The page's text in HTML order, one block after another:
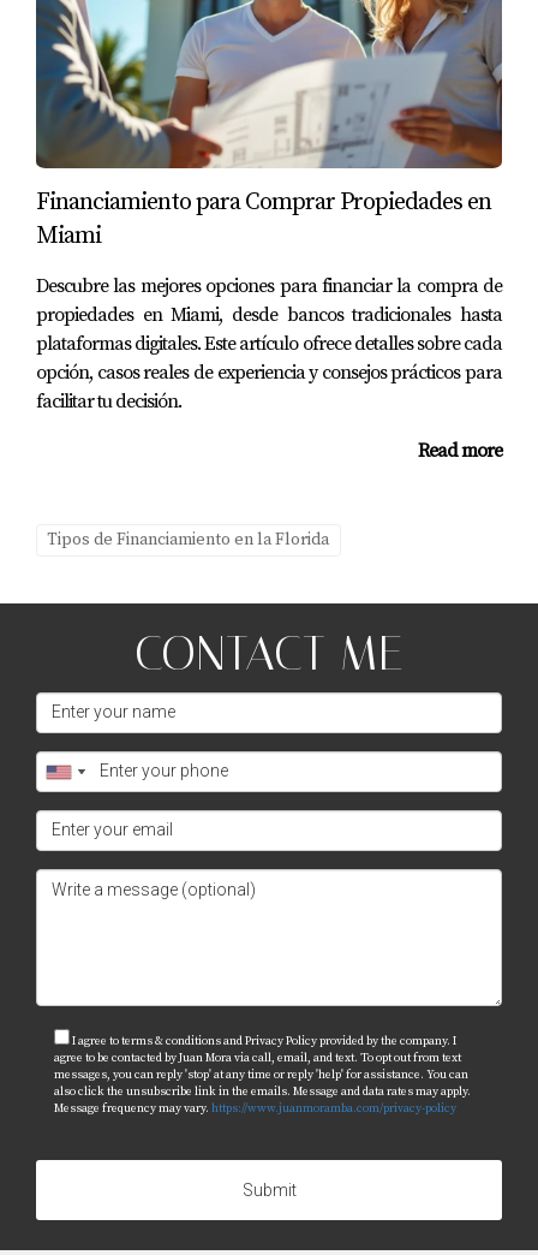
días desde la aprobación hasta el cierre final.
No te pierdas la oportunidad de ser
propietario. Estoy aquí para ayudarte en cada
paso del camino.
Como experto en este tema, he visto cómo estos
programas transforman vidas. Si estás listo para dar el
siguiente paso hacia la compra de tu primera vivienda en
Miami, no dudes en ponerte en contacto conmigo al(786)
443-5501. Estoy aquí para ayudarte.
Financiamiento para Comprar Propiedades en
Miami
Descubre las mejores opciones para financiar la compra de
propiedades en Miami, desde bancos tradicionales hasta
plataformas digitales. Este artículo ofrece detalles sobre cada
opción, casos reales de experiencia y consejos prácticos para
facilitar tu decisión.
Read more
Tipos de Financiamiento en la Florida
CONTACT ME
I agree to terms & conditions and Privacy Policy provided by the company. I
agree to be contacted by Juan Mora via call, email, and text. To opt out from text
messages, you can reply 'stop' at any time or reply 'help' for assistance. You can
also click the unsubscribe link in the emails. Message and data rates may apply.
Message frequency may vary. https://www.juanmoramba.com/privacy-policy
Submit